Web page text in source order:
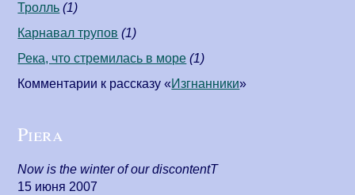
Тролль (1)
Карнавал трупов (1)
Река, что стремилась в море (1)
Комментарии к рассказу «Изгнанники»
Piera
Now is the winter of our discontentT
15 июня 2007